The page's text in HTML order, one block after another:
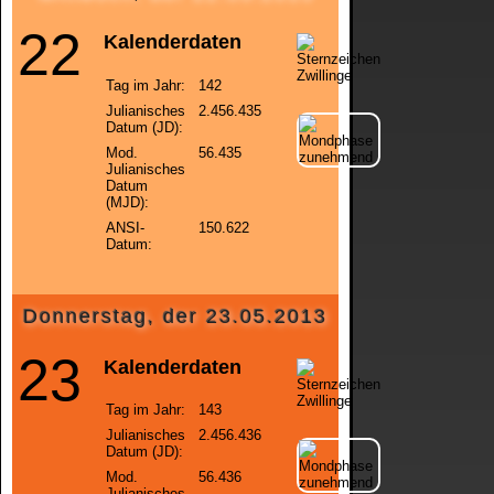
22 Kalenderdaten
Tag im Jahr:
142
Julianisches
Datum (JD):
2.456.435
Mod.
Julianisches
Datum
(MJD):
56.435
ANSI-
Datum:
150.622
Donnerstag, der 23.05.2013
23 Kalenderdaten
Tag im Jahr:
143
Julianisches
Datum (JD):
2.456.436
Mod.
56.436